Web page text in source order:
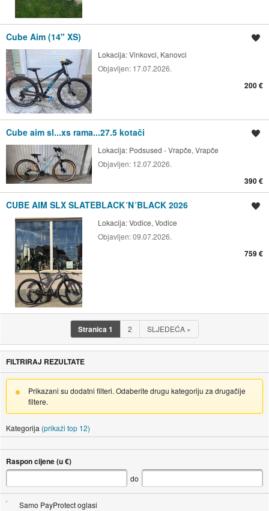
Cube Aim (14" XS)
Lokacija:Vinkovci, Kanovci
Objavljen: 17.07.2026.
200 €
Cube aim sl...xs rama...27.5 kotači
Lokacija: Podsused - Vrapče, Vrapče
Objavljen: 12.07.2026.
390 €
CUBE AIM SLX SLATEBLACK´N´BLACK 2026
Lokacija:Vodice, Vodice
Objavljen:09.07.2026.
759 €
Stranica1 2 SLJEDEĆA »
FILTRIRAJ REZULTATE
Prikazani su dodatni filteri. Odaberite drugu kategoriju za drugačije
filtere.
Kategorija (prikaži top 12)
Raspon cijene (u €)
do
Samo PayProtect oglasi